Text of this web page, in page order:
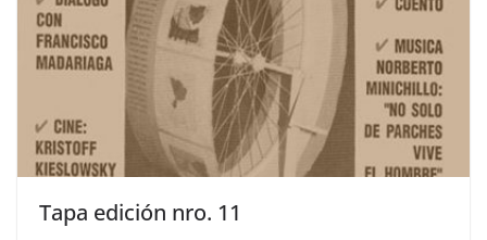
Tapa edición nro. 11